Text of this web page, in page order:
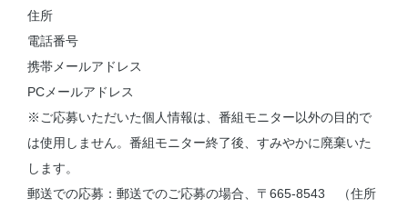
住所
電話番号
携帯メールアドレス
PCメールアドレス
※ご応募いただいた個人情報は、番組モニター以外の目的で
は使用しません。番組モニター終了後、すみやかに廃棄いた
します。
郵送での応募：郵送でのご応募の場合、〒665-8543 （住所